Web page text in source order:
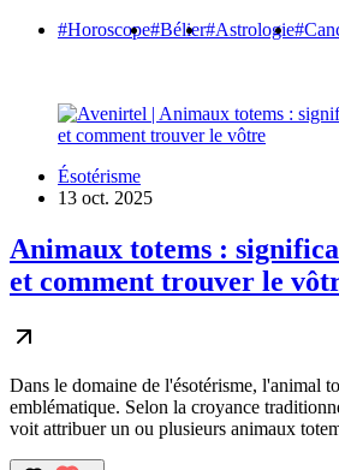
#Horoscope#Bélier#Astrologie
Ésotérisme
13 oct. 2025
Animaux totems :
et comment trouver le
Dans le domaine de l'ésotérisme, l'animal
emblématique. Selon la croyance
voit attribuer un ou plusieurs animaux